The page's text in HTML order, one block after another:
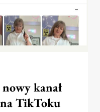
kanał
TikToku